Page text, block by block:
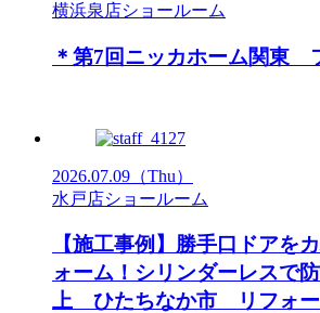
横浜泉店ショールーム
＊第7回ニッカホーム関東
2026.07.09 （Thu）
水戸店ショールーム
【施工事例】勝手口ドアを
ォーム！シリンダーレスで
上 ひたちなか市 リフォ